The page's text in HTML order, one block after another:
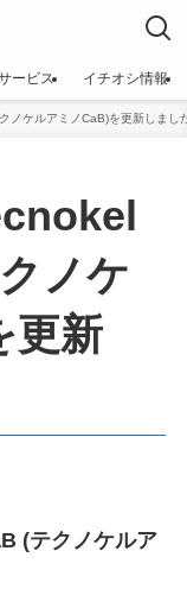
ービス イチオシ情報
ケルアミノCaB)を更新しまし
ノケ
更新
(テクノケルア